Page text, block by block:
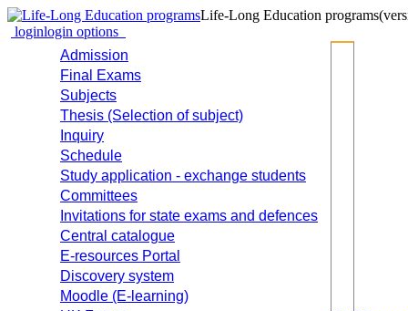
Life-Long Education programs
loginlogin options
Admission
Final Exams
Subjects
Thesis (Selection of subject)
Inquiry
Schedule
Study application - exchange students
Committees
Invitations for state exams and defences
Central catalogue
E-resources Portal
Discovery system
Moodle (E-learning)